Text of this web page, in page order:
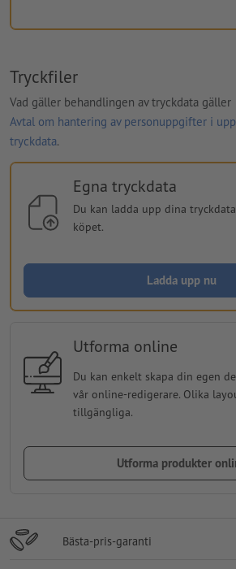
Tryckfiler
Vad gäller behandlingen av tryckdata gäller
Avtal om hantering av personuppgifter i
tryckdata.
Egna tryckdata
Du kan ladda upp dina
köpet.
Ladda upp nu
Utforma online
Du kan enkelt skapa din egen
vår online-redigerare. Olika
tillgängliga.
Utforma produkter
Bästa-pris-garanti